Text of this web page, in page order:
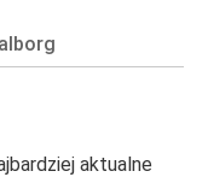
aktualne